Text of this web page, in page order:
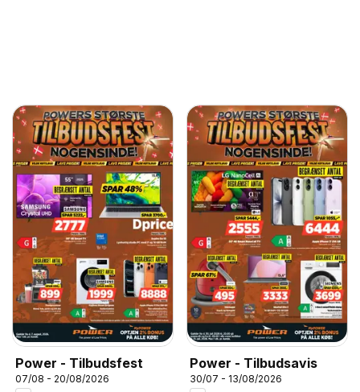
Power - Tilbudsfest
07/08 - 20/08/2026
Power - Tilbudsavis
30/07 - 13/08/2026